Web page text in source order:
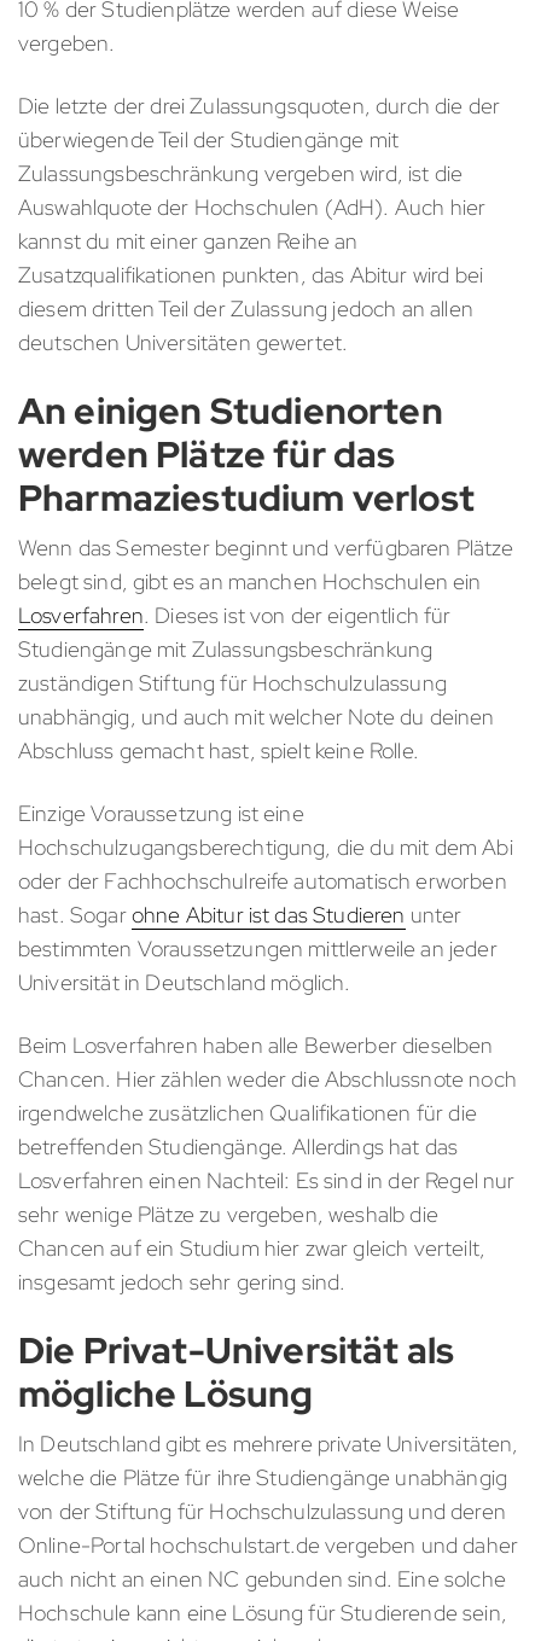
10 % der Studienplätze werden auf diese Weise
vergeben.
Die letzte der drei Zulassungsquoten, durch die der
überwiegende Teil der Studiengänge mit
Zulassungsbeschränkung vergeben wird, ist die
Auswahlquote der Hochschulen (AdH). Auch hier
kannst du mit einer ganzen Reihe an
Zusatzqualifikationen punkten, das Abitur wird bei
diesem dritten Teil der Zulassung jedoch an allen
deutschen Universitäten gewertet.
An einigen Studienorten
werden Plätze für das
Pharmaziestudium verlost
Wenn das Semester beginnt und verfügbaren Plätze
belegt sind, gibt es an manchen Hochschulen ein
Losverfahren. Dieses ist von der eigentlich für
Studiengänge mit Zulassungsbeschränkung
zuständigen Stiftung für Hochschulzulassung
unabhängig, und auch mit welcher Note du deinen
Abschluss gemacht hast, spielt keine Rolle.
Einzige Voraussetzung ist eine
Hochschulzugangsberechtigung, die du mit dem Abi
oder der Fachhochschulreife automatisch erworben
hast. Sogarohne Abitur ist das Studieren unter
bestimmten Voraussetzungen mittlerweile an jeder
Universität in Deutschland möglich.
Beim Losverfahren haben alle Bewerber dieselben
Chancen. Hier zählen weder die Abschlussnote noch
irgendwelche zusätzlichen Qualifikationen für die
betreffenden Studiengänge. Allerdings hat das
Losverfahren einen Nachteil: Es sind in der Regel nur
sehr wenige Plätze zu vergeben, weshalb die
Chancen auf ein Studium hier zwar gleich verteilt,
insgesamt jedoch sehr gering sind.
Die Privat-Universität als
mögliche Lösung
In Deutschland gibt es mehrere private Universitäten,
welche die Plätze für ihre Studiengänge unabhängig
von der Stiftung für Hochschulzulassung und deren
Online-Portal hochschulstart.de vergeben und daher
auch nicht an einen NC gebunden sind. Eine solche
Hochschule kann eine Lösung für Studierende sein,